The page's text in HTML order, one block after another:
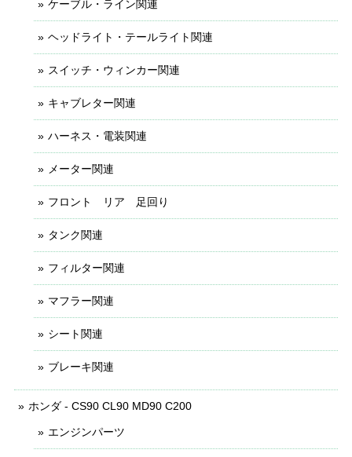
ケーブル・ライン関連
ヘッドライト・テールライト関連
スイッチ・ウィンカー関連
キャブレター関連
ハーネス・電装関連
メーター関連
フロント リア 足回り
タンク関連
フィルター関連
マフラー関連
シート関連
ブレーキ関連
ホンダ - CS90 CL90 MD90 C200
エンジンパーツ